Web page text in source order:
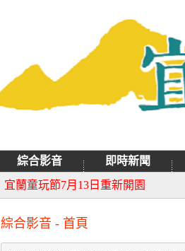
綜合影音 即時新聞
宜蘭童玩節7月13日重新開園
大同音樂祭延期至8月9日禮拜天辦理
綜合影音 - 首頁